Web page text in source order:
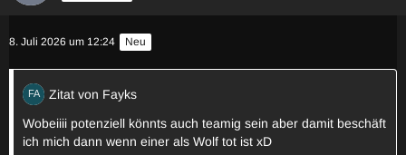
8. Juli 2026 um 12:24 Neu
Zitat von Fayks
Wobeiiii potenziell könnts auch teamig sein aber damit beschäft
ich mich dann wenn einer als Wolf tot ist xD